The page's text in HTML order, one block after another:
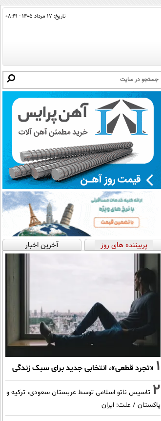
تاریخ: ۱۷ مرداد ۱۴۰۵ - ۰۸:۴۱
پربیننده های روز آخرین اخبار
1 «تجرد قطعی»، انتخابی جدید برای سبک زندگی
2 تاسیس ناتو اسلامی توسط عربستان سعودی، ترکیه و
پاکستان / علت: ایران